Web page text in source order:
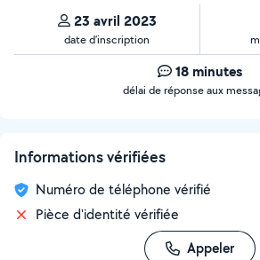
23 avril 2023
date d’inscription
18 minutes
délai de réponse aux
Informations vérifiées
Numéro de téléphone vérifié
Pièce d'identité vérifiée
Appeler